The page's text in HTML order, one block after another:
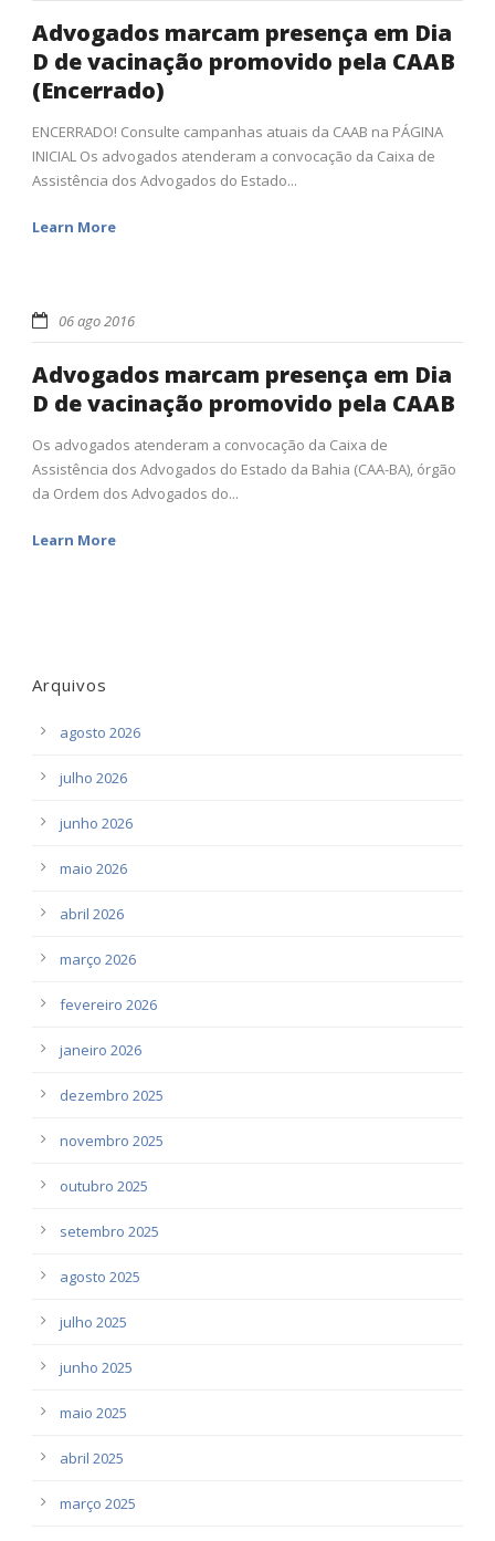
Advogados marcam presença em Dia
D de vacinação promovido pela CAAB
(Encerrado)
ENCERRADO! Consulte campanhas atuais da CAAB na PÁGINA
INICIAL Os advogados atenderam a convocação da Caixa de
Assistência dos Advogados do Estado...
Learn More
06 ago 2016
Advogados marcam presença em Dia
D de vacinação promovido pela CAAB
Os advogados atenderam a convocação da Caixa de
Assistência dos Advogados do Estado da Bahia (CAA-BA), órgão
da Ordem dos Advogados do...
Learn More
Arquivos
agosto 2026
julho 2026
junho 2026
maio 2026
abril 2026
março 2026
fevereiro 2026
janeiro 2026
dezembro 2025
novembro 2025
outubro 2025
setembro 2025
agosto 2025
julho 2025
junho 2025
maio 2025
abril 2025
março 2025